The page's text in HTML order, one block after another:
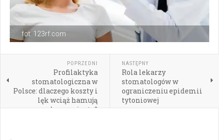
fot. 123rf.com
POPRZEDNI
Profilaktyka
stomatologiczna w
Polsce: dlaczego koszty i
lęk wciąż hamują
regularne wizyty?
NASTĘPNY
Rola lekarzy
stomatologów w
ograniczeniu epidemii
tytoniowej